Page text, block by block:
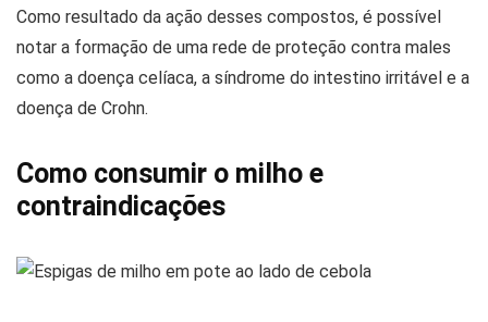
Como resultado da ação desses compostos, é possível
notar a formação de uma rede de proteção contra males
como a doença celíaca, a síndrome do intestino irritável e a
doença de Crohn.
Como consumir o milho e
contraindicações